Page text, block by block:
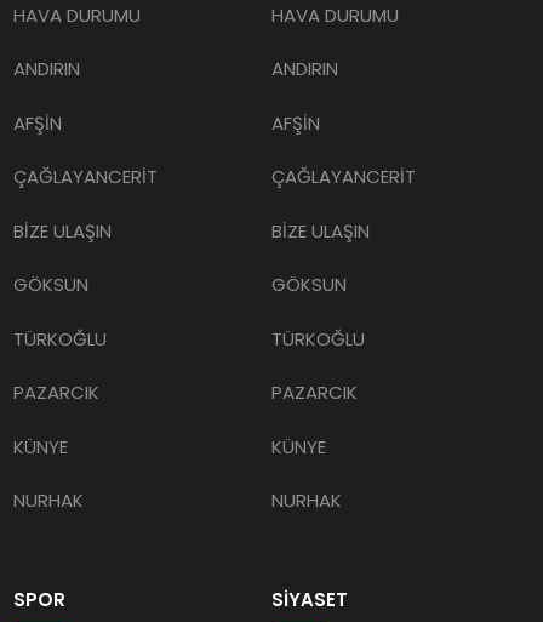
HAVA DURUMU
ANDIRIN
AFŞİN
ÇAĞLAYANCERİT
BİZE ULAŞIN
GÖKSUN
TÜRKOĞLU
PAZARCIK
KÜNYE
NURHAK
HAVA DURUMU
ANDIRIN
AFŞİN
ÇAĞLAYANCERİT
BİZE ULAŞIN
GÖKSUN
TÜRKOĞLU
PAZARCIK
KÜNYE
NURHAK
SPOR SİYASET